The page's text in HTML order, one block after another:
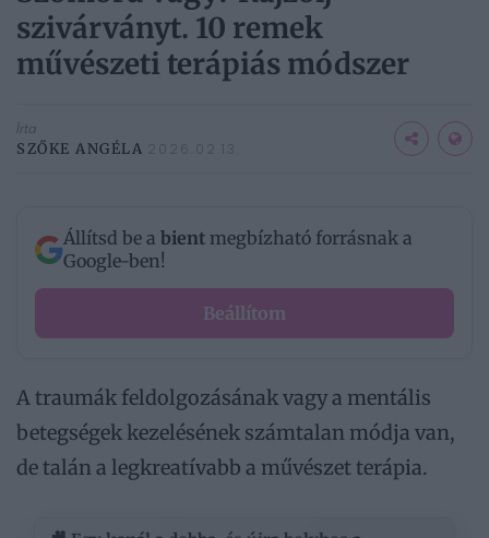
szivárványt. 10 remek
művészeti terápiás módszer
Írta
SZŐKE ANGÉLA 2026.02.13.
Állítsd be a bient megbízható forrásnak a
Google-ben!
Beállítom
A traumák feldolgozásának vagy a mentális
betegségek kezelésének számtalan módja van,
de talán a legkreatívabb a művészet terápia.